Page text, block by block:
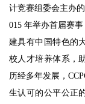
计竞赛组委会主办
015 年举办首届赛
建具有中国特色的
校人才培养体系，
历经多年发展，
生认可的公平公正